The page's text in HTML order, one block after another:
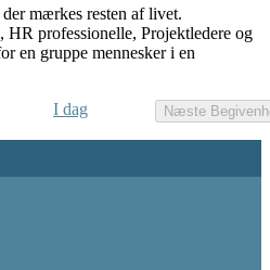
mærkes resten af livet.
professionelle, Projektledere og
en gruppe mennesker i en
I dag Næste